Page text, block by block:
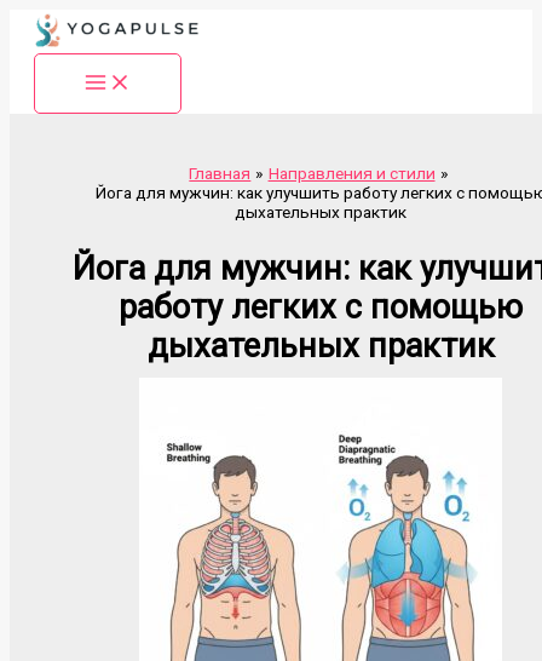
Перейти
содержимому
Главная
Направления и стили
Йога для мужчин: как улучшить работу легких с
дыхательных практик
Йога для мужчин: как
работу легких с помощью
дыхательных практик